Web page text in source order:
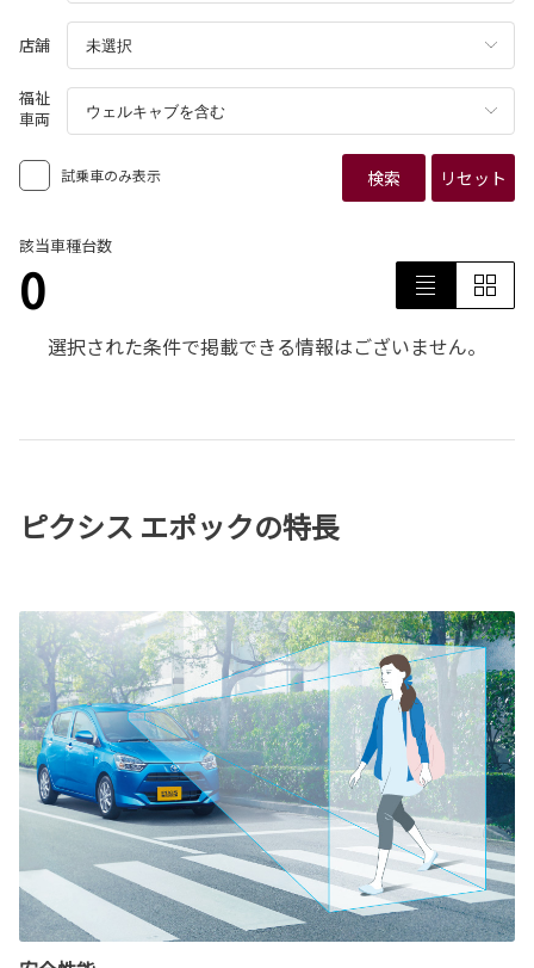
店舗
福祉
車両
試乗車のみ表示 検索 リセット
該当車種台数
0
選択された条件で掲載できる情報はございません。
ピクシス エポックの特長